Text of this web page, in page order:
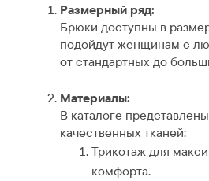
Размерный ряд:
Брюки доступны в
подойдут женщинам с
от стандартных до
Материалы:
В каталоге
качественных тканей:
Трикотаж для
комфорта.